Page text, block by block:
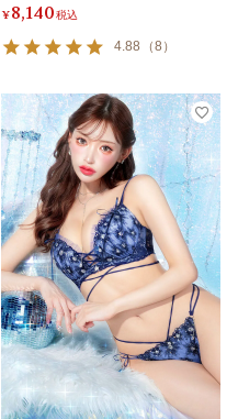
0】
¥8,140税込
4.88 （8 ）